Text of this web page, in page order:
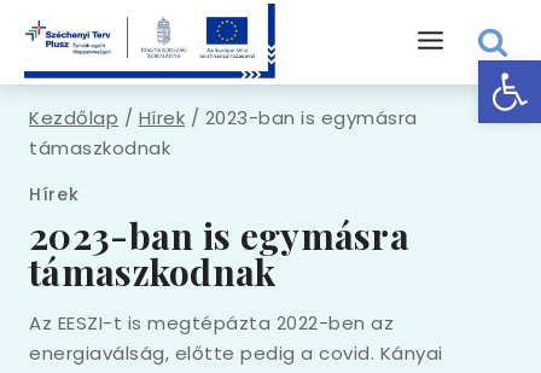
content
Kezdőlap / Hírek / 2023-ban is egymásra
támaszkodnak
Hírek
2023-ban is egymásra
támaszkodnak
Az EESZI-t is megtépázta 2022-ben az
energiaválság, előtte pedig a covid. Kányai